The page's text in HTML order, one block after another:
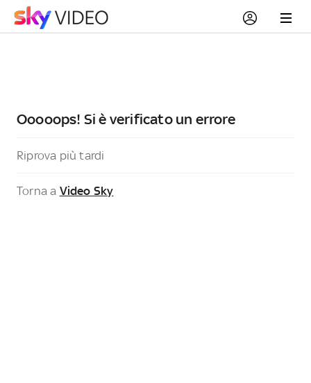
Ooooops! Si è verificato un errore
Riprova più tardi
Torna a Video Sky